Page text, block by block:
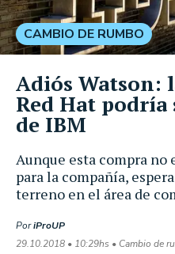
Aunque esta compra
para la compañía,
terreno en el área de
PoriProUP
29.10.2018 • 10:29hs • Cambio de
CAMBIO DE RUMBO
Adiós Watson:
Red Hat podría
de IBM